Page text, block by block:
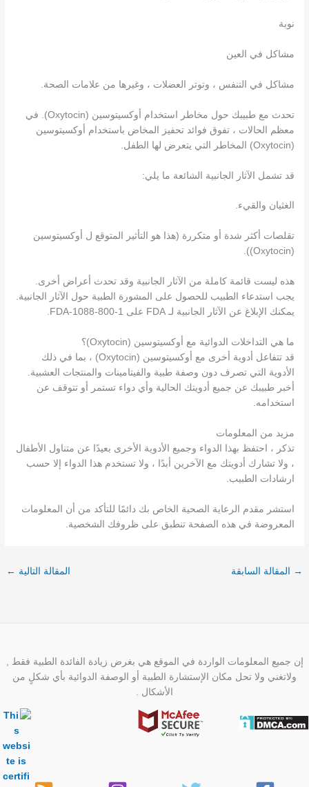
نوبة
مشاكل في العين
مشاكل في التنفس ، وتوتر العضلات ، وغيرها من علامات الصحة.
تحدث مع طبيبك حول مخاطر استخدام أوكسيتوسين (Oxytocin). في
معظم الحالات ، تفوق فوائد تحفيز المخاض باستخدام أوكسيتوسين
(Oxytocin) المخاطر التي يتعرض لها الطفل.
قد تشمل الآثار الجانبية الشائعة ما يلي:
الغثيان والقيء.
تقلصات أكثر شدة أو متكررة (هذا هو التأثير المتوقع ل أوكسيتوسين
(Oxytocin)).
هذه ليست قائمة كاملة من الآثار الجانبية وقد تحدث أعراض أخرى.
يجب استدعاء الطبيب للحصول على المشورة الطبية حول الآثار الجانبية.
يمكنك الإبلاغ عن الآثار الجانبية لـ FDA على 1-800-FDA-1088.
ما هي التداخلات الدوائية مع أوكسيتوسين (Oxytocin)؟
قد تتفاعل أدوية أخرى مع أوكسيتوسين (Oxytocin) ، بما في ذلك
الأدوية التي تصرف دون وصفة طبية والفيتامينات والمنتجات العشبية.
أخبر طبيبك عن جميع أدويتك الحالية وأي دواء تستمر أو تتوقف عن
استخدامه.
مزيد من المعلومات
تذكر ، احتفظ بهذا الدواء وجميع الأدوية الأخرى بعيدًا عن متناول الأطفال
، ولا تشارك أدويتك مع الآخرين أبدًا ، ولا تستخدم هذا الدواء إلا حسب
ارشادات الطبيب.
استشر مقدم الرعاية الصحية الخاص بك دائمًا للتأكد من أن المعلومات
المعروضة في هذه الصفحة تنطبق على ظروفك الشخصية.
→ المقالة السابقة المقالة التالية ←
إن جميع المعلومات الواردة في الموقع هي بغرض زيادة الفائدة الطبية فقط ,
ولاتغني ولا تحل مكان الإستشارة الطبية أو الوصفة الدوائية بأي شكلٍ من
الأشكال .